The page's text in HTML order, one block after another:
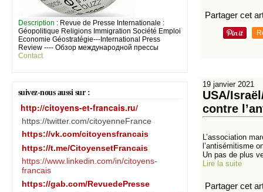
Description : Revue de Presse Internationale :
Géopolitique Religions Immigration Société Emploi
Economie Géostratégie---International Press
Review ---- Обзор международной прессы
Contact
suivez-nous aussi sur :
http://citoyens-et-francais.ru/
https://twitter.com/citoyenneFrance
https://vk.com/citoyensfrancais
https://t.me/CitoyensetFrancais
https://www.linkedin.com/in/citoyens-
francais
https://gab.com/RevuedePresse
Partager cet
19 janvier 2021
USA/
contre
L’association
l’antisémitisme
Un pas de plus
Lire la suite
Partager cet